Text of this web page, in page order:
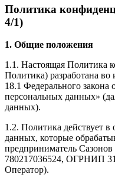
Политика
4/1)
1. Общие положения
1.1. Настоящая Политика
Политика) разработана во
18.1 Федерального
персональных данных»
данных).
1.2. Политика действует
данных, которые
предприниматель
780217036524, ОГРНИП
Оператор).